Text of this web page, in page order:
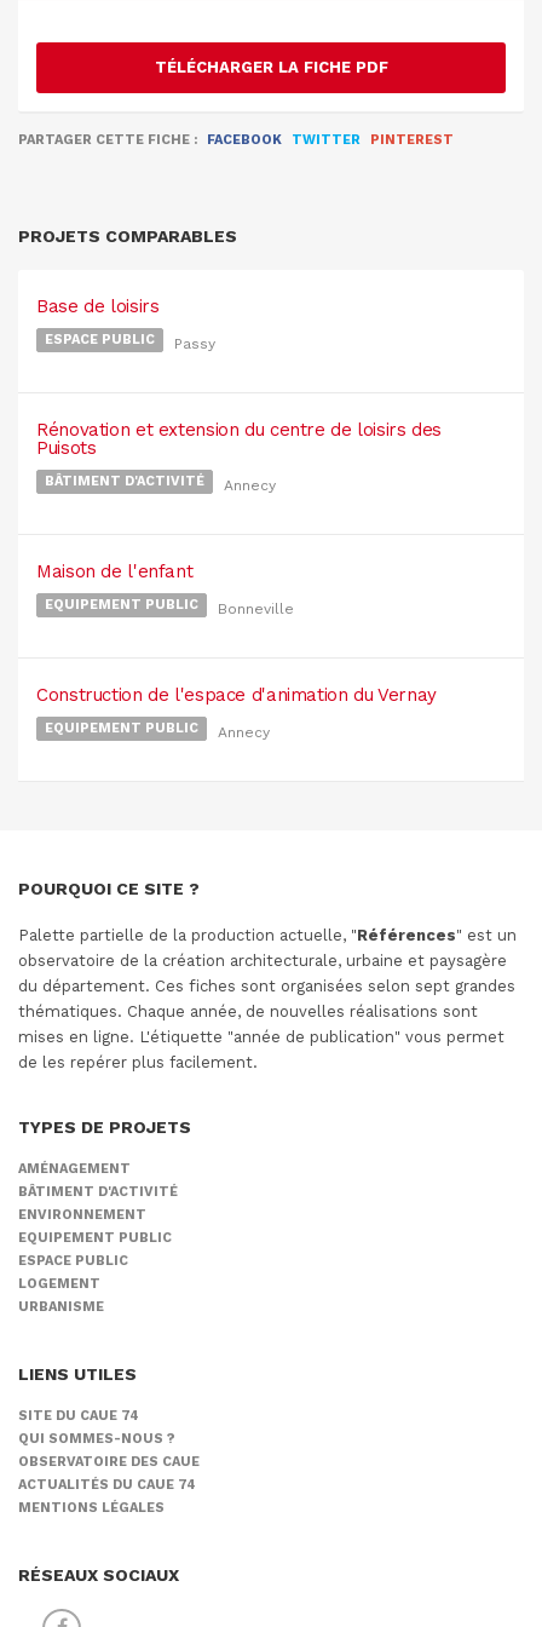
TÉLÉCHARGER LA FICHE PDF
PARTAGER CETTE FICHE : FACEBOOK TWITTER PINTEREST
PROJETS COMPARABLES
Base de loisirs
ESPACE PUBLIC Passy
Rénovation et extension du centre de loisirs des
Puisots
BÂTIMENT D'ACTIVITÉ Annecy
Maison de l'enfant
EQUIPEMENT PUBLIC Bonneville
Construction de l'espace d'animation du Vernay
EQUIPEMENT PUBLIC Annecy
POURQUOI CE SITE ?
Palette partielle de la production actuelle, "Références" est un
observatoire de la création architecturale, urbaine et paysagère
du département. Ces fiches sont organisées selon sept grandes
thématiques. Chaque année, de nouvelles réalisations sont
mises en ligne. L'étiquette "année de publication" vous permet
de les repérer plus facilement.
TYPES DE PROJETS
AMÉNAGEMENT
BÂTIMENT D'ACTIVITÉ
ENVIRONNEMENT
EQUIPEMENT PUBLIC
ESPACE PUBLIC
LOGEMENT
URBANISME
LIENS UTILES
SITE DU CAUE 74
QUI SOMMES-NOUS ?
OBSERVATOIRE DES CAUE
ACTUALITÉS DU CAUE 74
MENTIONS LÉGALES
RÉSEAUX SOCIAUX